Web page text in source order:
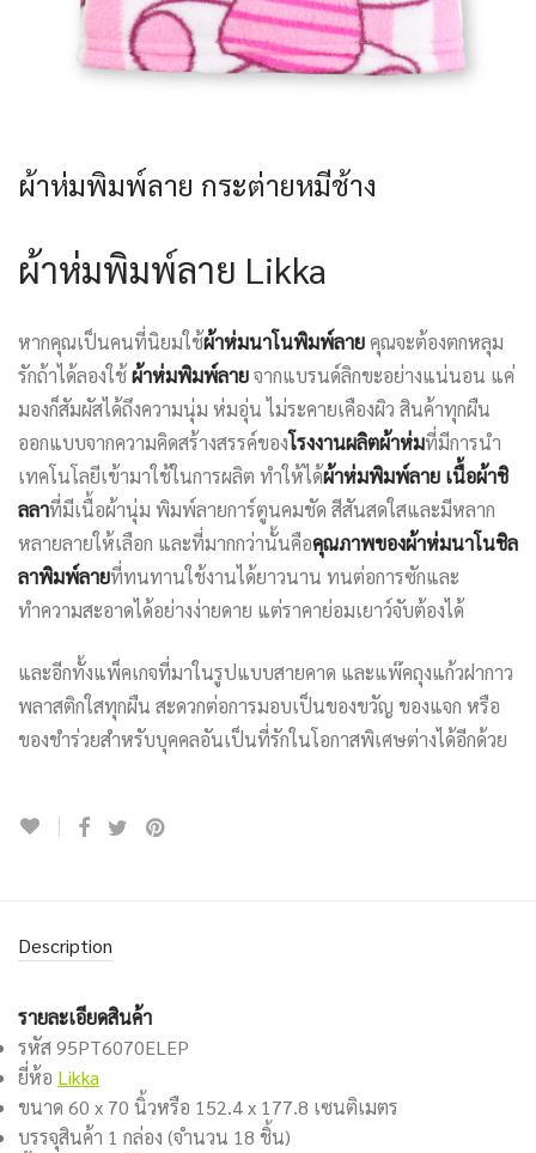
ผ้าห่มพิมพ์ลาย กระต่ายหมีช้าง
ผ้าห่มพิมพ์ลาย Likka
หากคุณเป็นคนที่นิยมใช้ผ้าห่มนาโนพิมพ์ลายคุณจะต้องตกหลุม
รักถ้าได้ลองใช้ผ้าห่มพิมพ์ลายจากแบรนด์ลิกขะอย่างแน่นอน แค่
มองก็สัมผัสได้ถึงความนุ่ม ห่มอุ่น ไม่ระคายเคืองผิว สินค้าทุกผืน
ออกแบบจากความคิดสร้างสรรค์ของโรงงานผลิตผ้าห่มที่มีการนำ
เทคโนโลยีเข้ามาใช้ในการผลิต ทำให้ได้ผ้าห่มพิมพ์ลาย เนื้อผ้าชิ
ลลาที่มีเนื้อผ้านุ่ม พิมพ์ลายการ์ตูนคมชัด สีสันสดใสและมีหลาก
หลายลายให้เลือก และที่มากกว่านั้นคือคุณภาพของผ้าห่มนาโนชิล
ลาพิมพ์ลายที่ทนทานใช้งานได้ยาวนาน ทนต่อการซักและ
ทำความสะอาดได้อย่างง่ายดาย แต่ราคาย่อมเยาว์จับต้องได้
และอีกทั้งแพ็คเกจที่มาในรูปแบบสายคาด และแพ๊คถุงแก้วฝากาว
พลาสติกใสทุกผืน สะดวกต่อการมอบเป็นของขวัญ ของแจก หรือ
ของชำร่วยสำหรับบุคคลอันเป็นที่รักในโอกาสพิเศษต่างได้อีกด้วย
Description
รายละเอียดสินค้า
รหัส 95PT6070ELEP
ยี่ห้อ Likka
ขนาด 60 x 70 นิ้วหรือ 152.4 x 177.8 เซนติเมตร
บรรจุสินค้า 1 กล่อง (จำนวน 18 ชิ้น)